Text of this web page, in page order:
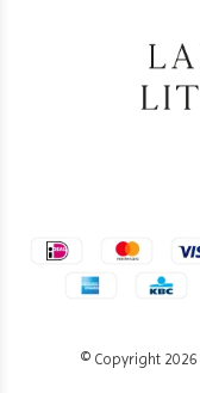
© Copyright 2026